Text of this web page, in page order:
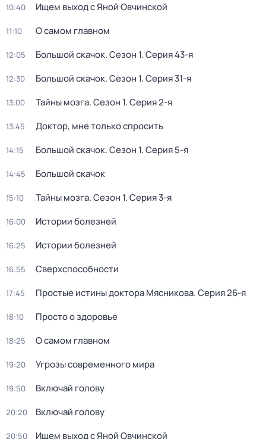
10:40 Ищем выход с Яной Овчинской
11:10 О самом главном
12:05 Большой скачок. Сезон 1. Серия 43-я
12:30 Большой скачок. Сезон 1. Серия 31-я
13:00 Тайны мозга. Сезон 1. Серия 2-я
13:45 Доктор, мне только спросить
14:15 Большой скачок. Сезон 1. Серия 5-я
14:45 Большой скачок
15:10 Тайны мозга. Сезон 1. Серия 3-я
16:00 Истории болезней
16:25 Истории болезней
16:55 Сверхспособности
17:45 Простые истины доктора Мясникова. Серия 26-я
18:10 Просто о здоровье
18:25 О самом главном
19:20 Угрозы современного мира
19:50 Включай голову
20:20 Включай голову
20:50 Ищем выход с Яной Овчинской